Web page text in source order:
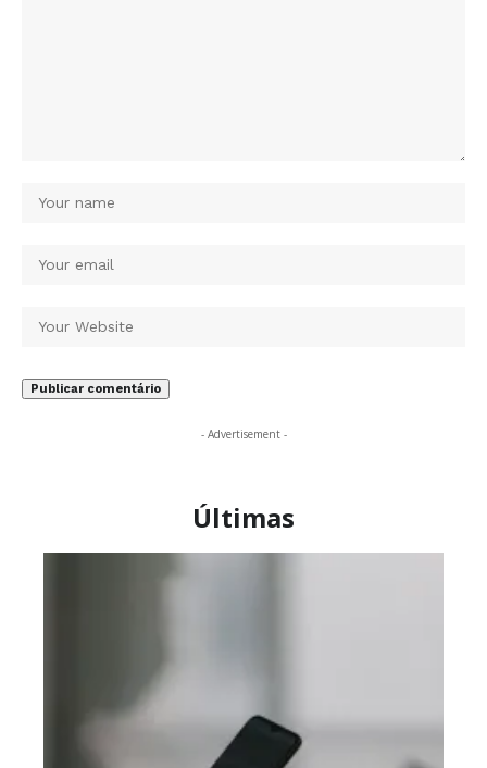
- Advertisement -
Últimas